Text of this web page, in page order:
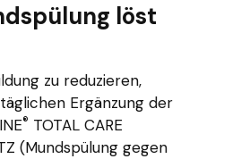
löst
zu reduzieren,
Ergänzung der
® TOTAL CARE
(Mundspülung gegen